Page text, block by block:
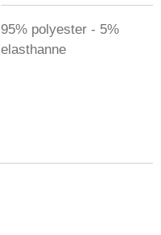
95% polyester - 5%
elasthanne